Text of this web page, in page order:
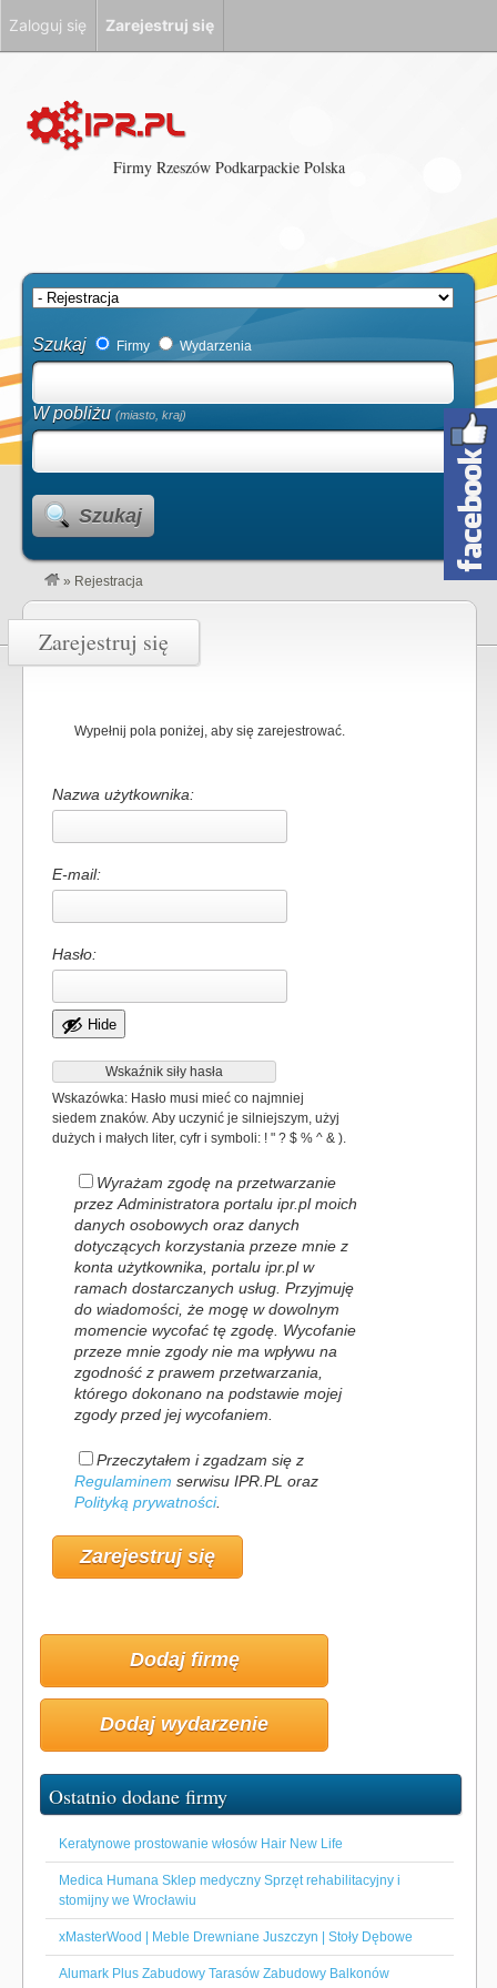
Firmy Rzeszów Podkarpackie Polska
Szukaj Firmy Wydarzenia
W pobliżu (miasto, kraj)
Szukaj
» Rejestracja
Zarejestruj się
Wypełnij pola poniżej, aby się zarejestrować.
Nazwa użytkownika:
E-mail:
Hasło:
Hide
Wskaźnik siły hasła
Wskazówka: Hasło musi mieć co najmniej
siedem znaków. Aby uczynić je silniejszym, użyj
dużych i małych liter, cyfr i symboli: ! " ? $ % ^ & ).
Wyrażam zgodę na przetwarzanie
przez Administratora portalu ipr.pl moich
danych osobowych oraz danych
dotyczących korzystania przeze mnie z
konta użytkownika, portalu ipr.pl w
ramach dostarczanych usług. Przyjmuję
do wiadomości, że mogę w dowolnym
momencie wycofać tę zgodę. Wycofanie
przeze mnie zgody nie ma wpływu na
zgodność z prawem przetwarzania,
którego dokonano na podstawie mojej
zgody przed jej wycofaniem.
Przeczytałem i zgadzam się z
Regulaminem serwisu IPR.PL oraz
Polityką prywatności.
Dodaj firmę
Dodaj wydarzenie
Ostatnio dodane firmy
Keratynowe prostowanie włosów Hair New Life
Medica Humana Sklep medyczny Sprzęt rehabilitacyjny i
stomijny we Wrocławiu
xMasterWood | Meble Drewniane Juszczyn | Stoły Dębowe
Alumark Plus Zabudowy Tarasów Zabudowy Balkonów
Zaloguj się Zarejestruj się